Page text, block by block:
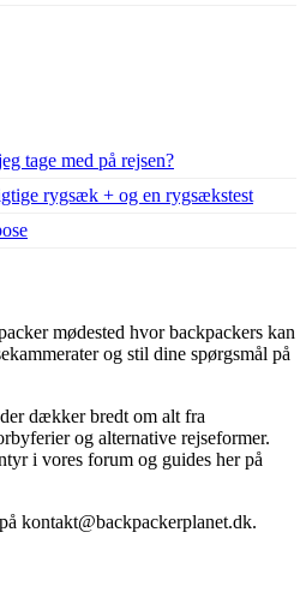
tage med på rejsen?
rygsæk + og en rygsækstest
mødested hvor backpackers kan
og stil dine spørgsmål på
dækker bredt om alt fra
og alternative rejseformer.
i vores forum og guides her på
kontakt@backpackerplanet.dk.